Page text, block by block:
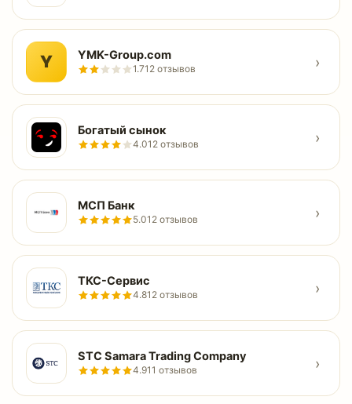
Y YMK-Group.com
1.712 отзывов ›
Богатый сынок
4.012 отзывов ›
МСП Банк
5.012 отзывов ›
ТКС-Сервис
4.812 отзывов ›
STC Samara Trading Company
4.911 отзывов ›